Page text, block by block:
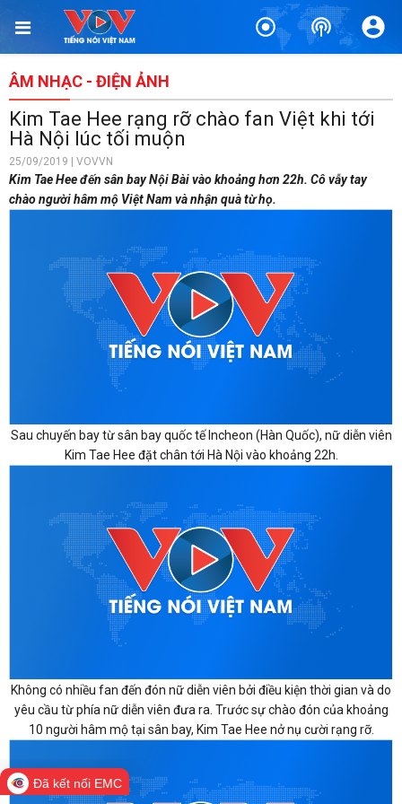
ÂM NHẠC - ĐIỆN ẢNH
Kim Tae Hee rạng rỡ chào fan Việt khi tới
Hà Nội lúc tối muộn
25/09/2019 | VOVVN
Kim Tae Hee đến sân bay Nội Bài vào khoảng hơn 22h. Cô vẫy tay
chào người hâm mộ Việt Nam và nhận quà từ họ.
Sau chuyến bay từ sân bay quốc tế Incheon (Hàn Quốc), nữ diễn viên
Kim Tae Hee đặt chân tới Hà Nội vào khoảng 22h.
Không có nhiều fan đến đón nữ diễn viên bởi điều kiện thời gian và do
yêu cầu từ phía nữ diễn viên đưa ra. Trước sự chào đón của khoảng
10 người hâm mộ tại sân bay, Kim Tae Hee nở nụ cười rạng rỡ.
Đã kết nối EMC